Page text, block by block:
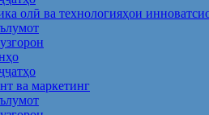
олӣ ва технологияҳои
ва маркетинг